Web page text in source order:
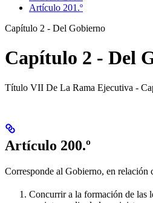
Artículo 201.º
Capítulo 2 - Del Gobierno
Capítulo 2 - Del
Título VII De La Rama Ejecutiva -
Artículo 200.º
Corresponde al Gobierno, en relación
Concurrir a la formación de las